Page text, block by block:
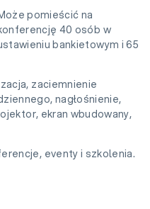
pomieścić na
40 osób w
bankietowym i 65
zaciemnienie
nagłośnienie,
ekran wbudowany,
eventy i szkolenia.